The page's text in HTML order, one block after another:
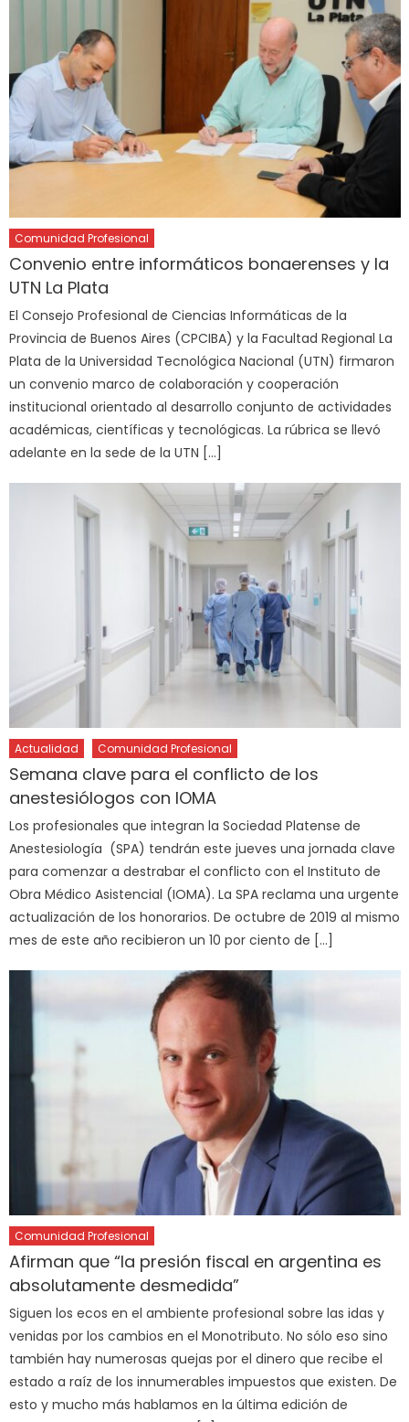
Comunidad Profesional
Convenio entre informáticos bonaerenses y la
UTN La Plata
El Consejo Profesional de Ciencias Informáticas de la
Provincia de Buenos Aires (CPCIBA) y la Facultad Regional La
Plata de la Universidad Tecnológica Nacional (UTN) firmaron
un convenio marco de colaboración y cooperación
institucional orientado al desarrollo conjunto de actividades
académicas, científicas y tecnológicas. La rúbrica se llevó
adelante en la sede de la UTN […]
Actualidad Comunidad Profesional
Semana clave para el conflicto de los
anestesiólogos con IOMA
Los profesionales que integran la Sociedad Platense de
Anestesiología (SPA) tendrán este jueves una jornada clave
para comenzar a destrabar el conflicto con el Instituto de
Obra Médico Asistencial (IOMA). La SPA reclama una urgente
actualización de los honorarios. De octubre de 2019 al mismo
mes de este año recibieron un 10 por ciento de […]
Comunidad Profesional
Afirman que “la presión fiscal en argentina es
absolutamente desmedida”
Siguen los ecos en el ambiente profesional sobre las idas y
venidas por los cambios en el Monotributo. No sólo eso sino
también hay numerosas quejas por el dinero que recibe el
estado a raíz de los innumerables impuestos que existen. De
esto y mucho más hablamos en la última edición de